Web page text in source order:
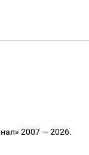
2007 — 2026.